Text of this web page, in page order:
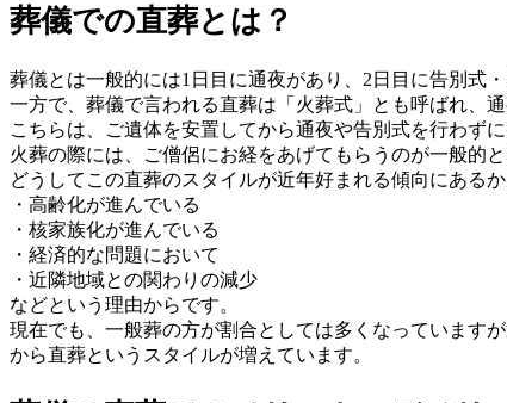
葬儀での直葬とは？
葬儀とは一般的には1日目に通夜があり、2日目に告別式
一方で、葬儀で言われる直葬は「火葬式」とも呼ばれ、
こちらは、ご遺体を安置してから通夜や告別式を行わず
火葬の際には、ご僧侶にお経をあげてもらうのが一般的と
どうしてこの直葬のスタイルが近年好まれる傾向にある
・高齢化が進んでいる
・核家族化が進んでいる
・経済的な問題において
・近隣地域との関わりの減少
などという理由からです。
現在でも、一般葬の方が割合としては多くなっています
から直葬というスタイルが増えています。